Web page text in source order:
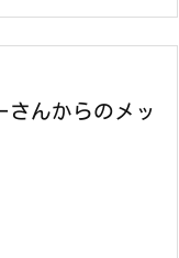
さんからのメッ